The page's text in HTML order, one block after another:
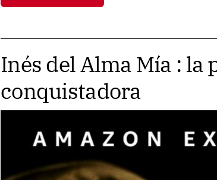
Inés del Alma Mía : la
conquistadora